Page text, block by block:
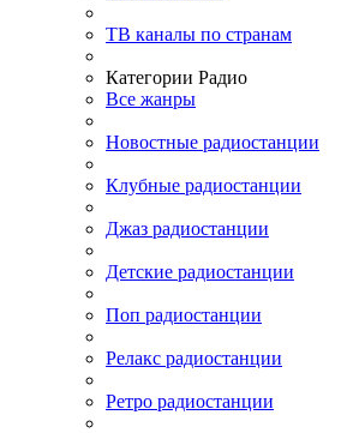
ТВ каналы по странам
Категории Радио
Все жанры
Новостные радиостанции
Клубные радиостанции
Джаз радиостанции
Детские радиостанции
Поп радиостанции
Релакс радиостанции
Ретро радиостанции